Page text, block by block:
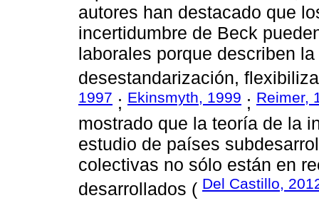
autores han destacado que
incertidumbre de Beck
laborales porque describen
desestandarización,
1997 ; Ekinsmyth, 1999 ; Reimer,
mostrado que la teoría de la
estudio de países
colectivas no sólo están en
desarrollados ( Del Castillo,